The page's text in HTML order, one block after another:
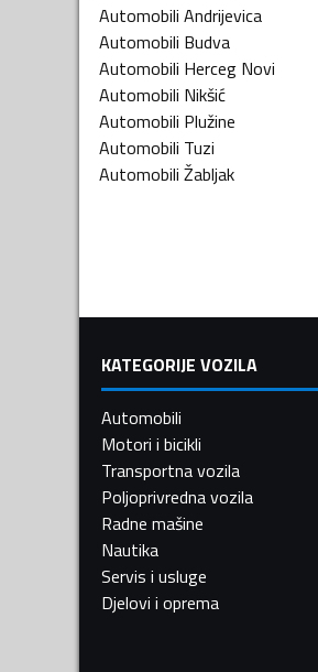
Automobili Andrijevica
Automobili Budva
Automobili Herceg Novi
Automobili Nikšić
Automobili Plužine
Automobili Tuzi
Automobili Žabljak
KATEGORIJE VOZILA
Automobili
Motori i bicikli
Transportna vozila
Poljoprivredna vozila
Radne mašine
Nautika
Servis i usluge
Djelovi i oprema